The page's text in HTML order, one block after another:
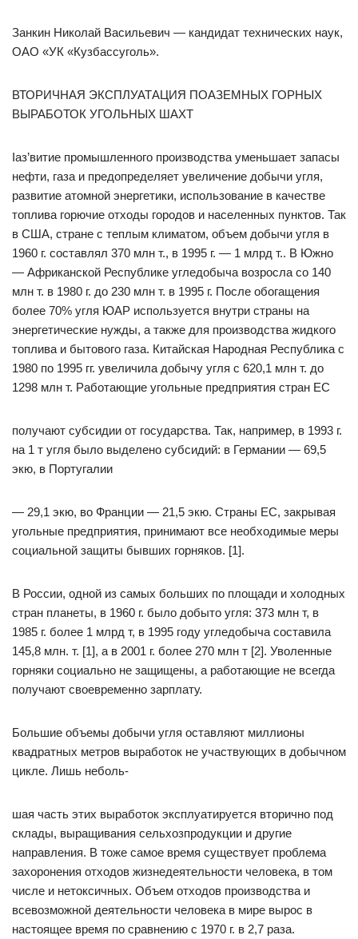
Занкин Николай Васильевич — кандидат технических наук,
ОАО «УК «Кузбассуголь».
ВТОРИЧНАЯ ЭКСПЛУАТАЦИЯ ПОАЗЕМНЫХ ГОРНЫХ
ВЫРАБОТОК УГОЛЬНЫХ ШАХТ
Іаз’витие промышленного производства уменьшает запасы
нефти, газа и предопределяет увеличение добычи угля,
развитие атомной энергетики, использование в качестве
топлива горючие отходы городов и населенных пунктов. Так
в США, стране с теплым климатом, объем добычи угля в
1960 г. составлял 370 млн т., в 1995 г. — 1 млрд т.. В Южно
— Африканской Республике угледобыча возросла со 140
млн т. в 1980 г. до 230 млн т. в 1995 г. После обогащения
более 70% угля ЮАР используется внутри страны на
энергетические нужды, а также для производства жидкого
топлива и бытового газа. Китайская Народная Республика с
1980 по 1995 гг. увеличила добычу угля с 620,1 млн т. до
1298 млн т. Работающие угольные предприятия стран ЕС
получают субсидии от государства. Так, например, в 1993 г.
на 1 т угля было выделено субсидий: в Германии — 69,5
экю, в Португалии
— 29,1 экю, во Франции — 21,5 экю. Страны ЕС, закрывая
угольные предприятия, принимают все необходимые меры
социальной защиты бывших горняков. [1].
В России, одной из самых больших по площади и холодных
стран планеты, в 1960 г. было добыто угля: 373 млн т, в
1985 г. более 1 млрд т, в 1995 году угледобыча составила
145,8 млн. т. [1], а в 2001 г. более 270 млн т [2]. Уволенные
горняки социально не защищены, а работающие не всегда
получают своевременно зарплату.
Большие объемы добычи угля оставляют миллионы
квадратных метров выработок не участвующих в добычном
цикле. Лишь неболь-
шая часть этих выработок эксплуатируется вторично под
склады, выращивания сельхозпродукции и другие
направления. В тоже самое время существует проблема
захоронения отходов жизнедеятельности человека, в том
числе и нетоксичных. Объем отходов производства и
всевозможной деятельности человека в мире вырос в
настоящее время по сравнению с 1970 г. в 2,7 раза.